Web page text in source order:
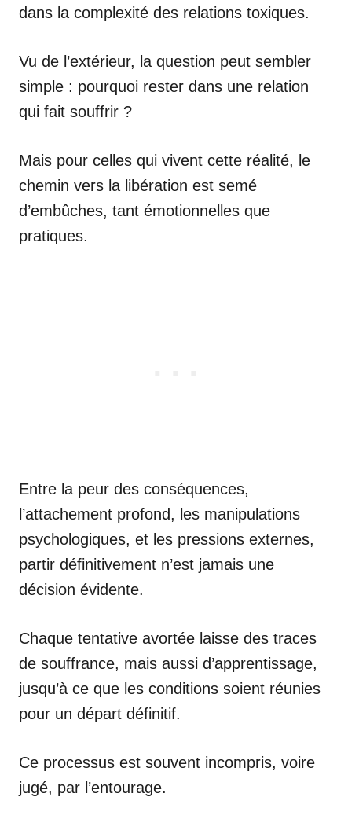
dans la complexité des relations toxiques.
Vu de l’extérieur, la question peut sembler
simple : pourquoi rester dans une relation
qui fait souffrir ?
Mais pour celles qui vivent cette réalité, le
chemin vers la libération est semé
d’embûches, tant émotionnelles que
pratiques.
Entre la peur des conséquences,
l’attachement profond, les manipulations
psychologiques, et les pressions externes,
partir définitivement n’est jamais une
décision évidente.
Chaque tentative avortée laisse des traces
de souffrance, mais aussi d’apprentissage,
jusqu’à ce que les conditions soient réunies
pour un départ définitif.
Ce processus est souvent incompris, voire
jugé, par l’entourage.